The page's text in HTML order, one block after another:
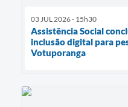
03 JUL 2026 - 15h30
Assistência Social
inclusão digital para
Votuporanga